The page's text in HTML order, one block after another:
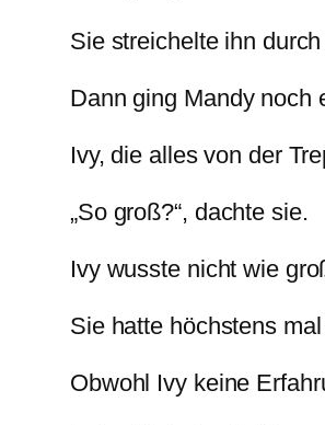
Sie streichelte ihn
Dann ging Mandy noch
Ivy, die alles von der
„So groß?“, dachte sie.
Ivy wusste nicht wie
Sie hatte höchstens
Obwohl Ivy keine